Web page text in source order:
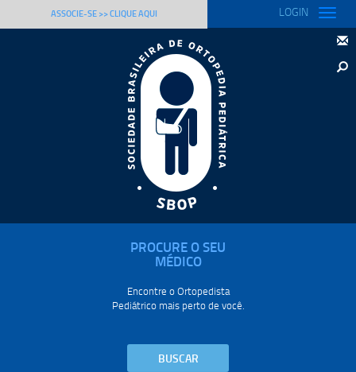
ASSOCIE-SE >> CLIQUE AQUI LOGIN
Toggle
PROCURE O SEU
MÉDICO
Encontre o Ortopedista
Pediátrico mais perto de você.
BUSCAR